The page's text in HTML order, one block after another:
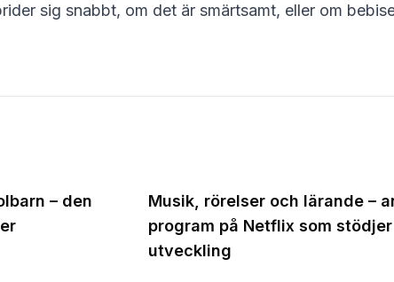
sig snabbt, om det är smärtsamt, eller om
– den
Musik, rörelser och lärande –
program på Netflix som
utveckling